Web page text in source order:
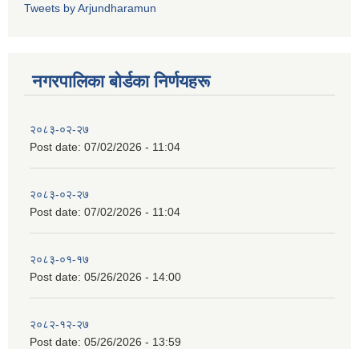
Tweets by Arjundharamun
नगरपालिका बाेर्डका निर्णयहरू
२०८३-०२-२७
Post date: 07/02/2026 - 11:04
२०८३-०२-२७
Post date: 07/02/2026 - 11:04
२०८३-०१-१७
Post date: 05/26/2026 - 14:00
२०८२-१२-२७
Post date: 05/26/2026 - 13:59